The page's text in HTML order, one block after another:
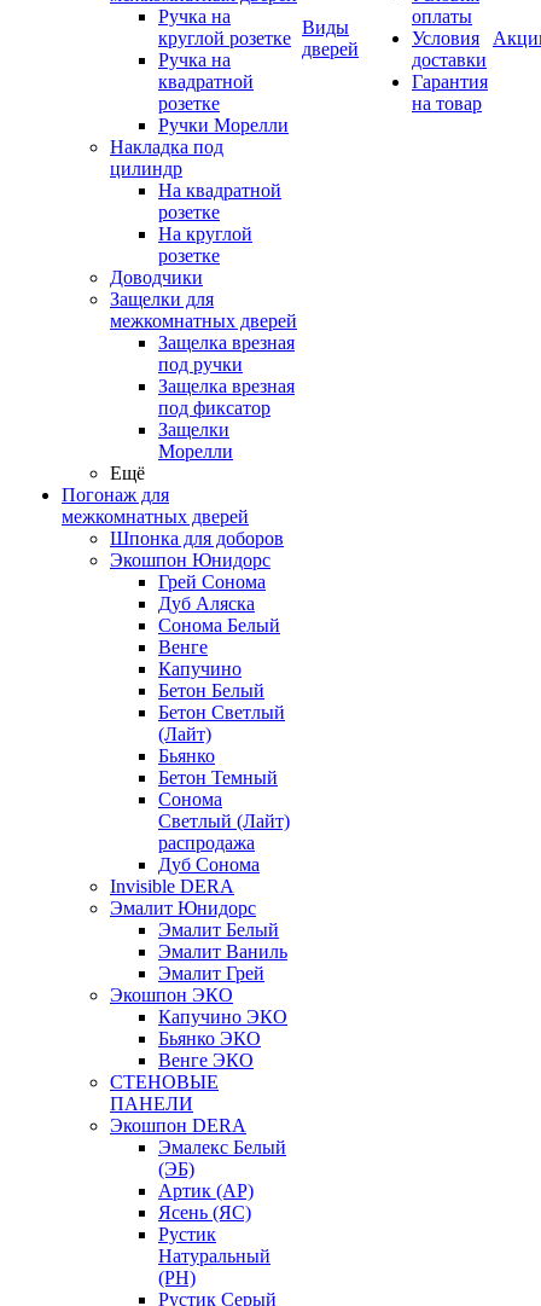
Ручка на
круглой розетке
Ручка на
квадратной
розетке
Ручки Морелли
Накладка под
цилиндр
На квадратной
розетке
На круглой
розетке
Доводчики
Защелки для
межкомнатных дверей
Защелка врезная
под ручки
Защелка врезная
под фиксатор
Защелки
Морелли
Ещё
Погонаж для
межкомнатных дверей
Шпонка для доборов
Экошпон Юнидорс
Грей Сонома
Дуб Аляска
Сонома Белый
Венге
Капучино
Бетон Белый
Бетон Светлый
(Лайт)
Бьянко
Бетон Темный
Сонома
Светлый (Лайт)
распродажа
Дуб Сонома
Invisible DERA
Эмалит Юнидорс
Эмалит Белый
Эмалит Ваниль
Эмалит Грей
Экошпон ЭКО
Капучино ЭКО
Бьянко ЭКО
Венге ЭКО
СТЕНОВЫЕ
ПАНЕЛИ
Экошпон DERA
Эмалекс Белый
(ЭБ)
Артик (АР)
Ясень (ЯС)
Рустик
Натуральный
(РН)
Рустик Серый
Виды
дверей
оплаты
Условия
доставки
Гарантия
на товар